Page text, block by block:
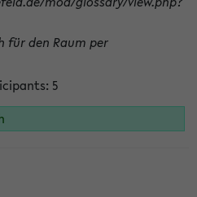
für den Raum per
5